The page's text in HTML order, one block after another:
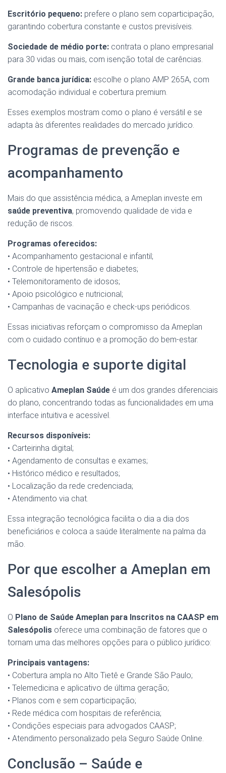
Escritório pequeno: prefere o plano sem coparticipação,
garantindo cobertura constante e custos previsíveis.
Sociedade de médio porte: contrata o plano empresarial
para 30 vidas ou mais, com isenção total de carências.
Grande banca jurídica: escolhe o plano AMP 265A, com
acomodação individual e cobertura premium.
Esses exemplos mostram como o plano é versátil e se
adapta às diferentes realidades do mercado jurídico.
Programas de prevenção e
acompanhamento
Mais do que assistência médica, a Ameplan investe em
saúde preventiva, promovendo qualidade de vida e
redução de riscos.
Programas oferecidos:
• Acompanhamento gestacional e infantil;
• Controle de hipertensão e diabetes;
• Telemonitoramento de idosos;
• Apoio psicológico e nutricional;
• Campanhas de vacinação e check-ups periódicos.
Essas iniciativas reforçam o compromisso da Ameplan
com o cuidado contínuo e a promoção do bem-estar.
Tecnologia e suporte digital
O aplicativo Ameplan Saúde é um dos grandes diferenciais
do plano, concentrando todas as funcionalidades em uma
interface intuitiva e acessível.
Recursos disponíveis:
• Carteirinha digital;
• Agendamento de consultas e exames;
• Histórico médico e resultados;
• Localização da rede credenciada;
• Atendimento via chat.
Essa integração tecnológica facilita o dia a dia dos
beneficiários e coloca a saúde literalmente na palma da
mão.
Por que escolher a Ameplan em
Salesópolis
O Plano de Saúde Ameplan para Inscritos na CAASP em
Salesópolis oferece uma combinação de fatores que o
tornam uma das melhores opções para o público jurídico:
Principais vantagens:
• Cobertura ampla no Alto Tietê e Grande São Paulo;
• Telemedicina e aplicativo de última geração;
• Planos com e sem coparticipação;
• Rede médica com hospitais de referência;
• Condições especiais para advogados CAASP;
• Atendimento personalizado pela Seguro Saúde Online.
Conclusão – Saúde e